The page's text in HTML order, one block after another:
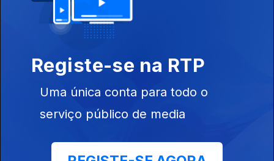
09 jun. 2026
Nelson Freitas acaba de editar “Legacy”, que apresenta como
Nelson Freitas (Legacy) - Jungle Fever
08 jun. 2026
Registe-se na RTP
Uma única conta para todo o
serviço público de media